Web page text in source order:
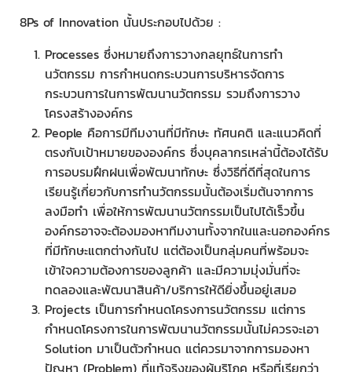
8Ps of Innovation นั้นประกอบไปด้วย :
Processes ซึ่งหมายถึงการวางกลยุทธ์ในการทำ
นวัตกรรม การกำหนดกระบวนการบริหารจัดการ
กระบวนการในการพัฒนานวัตกรรม รวมถึงการวาง
โครงสร้างองค์กร
People คือการมีทีมงานที่มีทักษะ ทัศนคติ และแนวคิดที่
ตรงกับเป้าหมายขององค์กร ซึ่งบุคลากรเหล่านี้ต้องได้รับ
การอบรมฝึกฝนเพื่อพัฒนาทักษะ ซึ่งวิธีที่ดีที่สุดในการ
เรียนรู้เกี่ยวกับการทำนวัตกรรมนั้นต้องเริ่มต้นจากการ
ลงมือทำ เพื่อให้การพัฒนานวัตกรรมเป็นไปได้เร็วขึ้น
องค์กรอาจจะต้องมองหาทีมงานทั้งจากในและนอกองค์กร
ที่มีทักษะแตกต่างกันไป แต่ต้องเป็นกลุ่มคนที่พร้อมจะ
เข้าใจความต้องการของลูกค้า และมีความมุ่งมั่นที่จะ
ทดลองและพัฒนาสินค้า/บริการให้ดียิ่งขึ้นอยู่เสมอ
Projects เป็นการกำหนดโครงการนวัตกรรม แต่การ
กำหนดโครงการในการพัฒนานวัตกรรมนั้นไม่ควรจะเอา
Solution มาเป็นตัวกำหนด แต่ควรมาจากการมองหา
ปัญหา (Problem) ที่แท้จริงของผู้บริโภค หรือที่เรียกว่า